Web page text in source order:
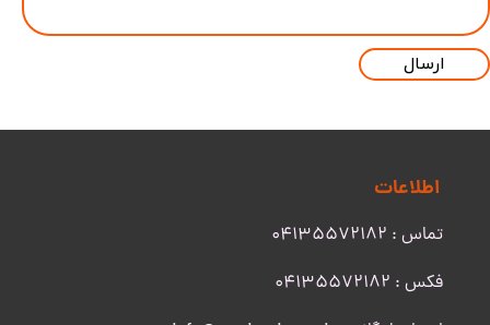
ارسال
اطلاعات
تماس : 04135572182
​​​​​​​فکس : 04135572182